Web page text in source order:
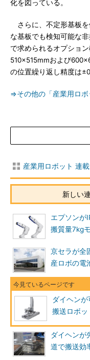
化を図っている。
さらに、不定形基板を
な基板でも検知可能な
で求められるオプショ
510×515mmおよび
の位置繰り返し精度は
⇒その他の「産業用ロボ
産業用ロボット 連
新しい
エプソンが
搬質量7kg
京セラが全
産ロボの電
ダイヘン
搬送ロボッ
ダイヘンが
道で搬送効